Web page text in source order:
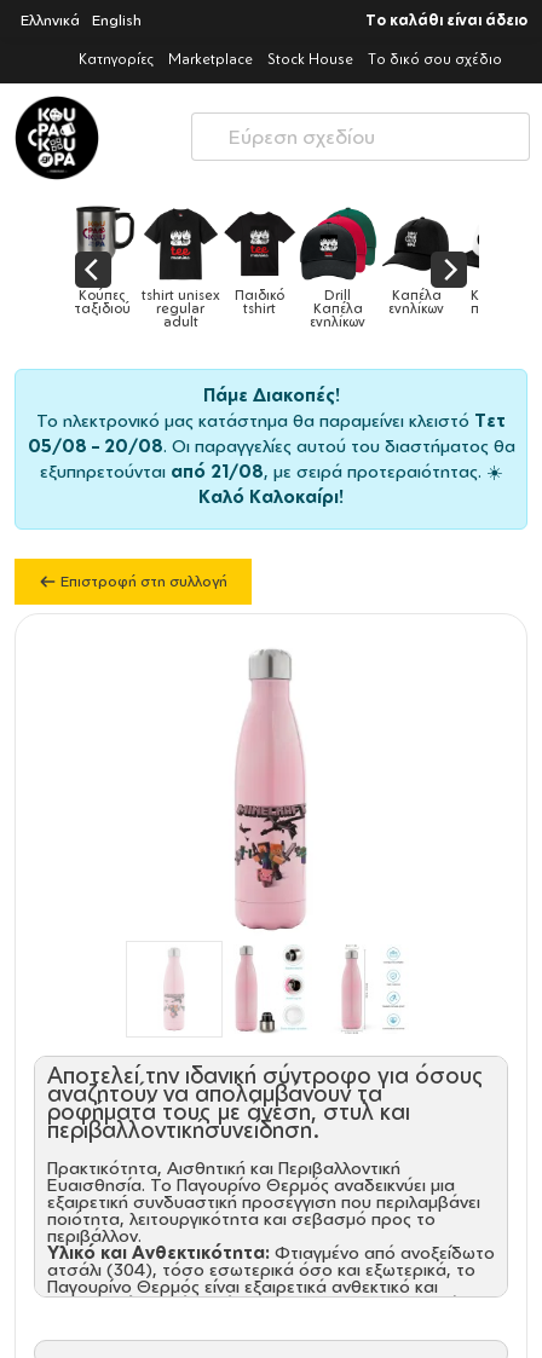
Ελληνικά English Το καλάθι είναι άδειο
Κατηγορίες Marketplace Stock House Το δικό σου σχέδιο
Drill
Καπέλα
Καπέλα
ενηλίκων
Καπέλα
παιδικά Κούπες Κούπες
ειδικές
Πάμε Διακοπές!
Το ηλεκτρονικό μας κατάστημα θα παραμείνει κλειστό Τετ
05/08 – 20/08. Οι παραγγελίες αυτού του διαστήματος θα
εξυπηρετούνται από 21/08, με σειρά προτεραιότητας. ☀️
Καλό Καλοκαίρι!
Επιστροφή στη συλλογή
Αποτελεί την ιδανική σύντροφο για όσους
αναζητούν να απολαμβάνουν τα
ροφήματά τους με άνεση, στυλ και
περιβαλλοντικήσυνείδηση.
Πρακτικότητα, Αισθητική και Περιβαλλοντική
Ευαισθησία. Το Παγουρίνο Θερμός αναδεικνύει μια
εξαιρετική συνδυαστική προσέγγιση που περιλαμβάνει
ποιότητα, λειτουργικότητα και σεβασμό προς το
περιβάλλον.
Υλικό και Ανθεκτικότητα: Φτιαγμένο από ανοξείδωτο
ατσάλι (304), τόσο εσωτερικά όσο και εξωτερικά, το
Παγουρίνο Θερμός είναι εξαιρετικά ανθεκτικό και
απαλλαγμένο από ουσίες BPA. Αυτή η επιλογή υλικών
εξασφαλίζει μακροχρόνια αξιοπιστία.\